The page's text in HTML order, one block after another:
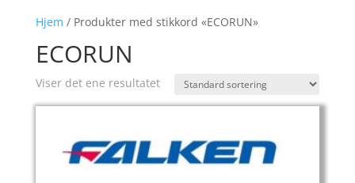
Hjem / Produkter med stikkord «ECORUN»
ECORUN
Viser det ene resultatet